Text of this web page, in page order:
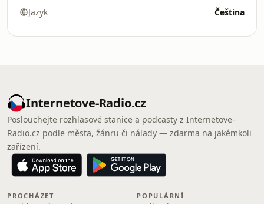
Jazyk Čeština
Internetove-Radio.cz
Poslouchejte rozhlasové stanice a podcasty z Internetove-
Radio.cz podle města, žánru či nálady — zdarma na jakémkoli
zařízení.
PROCHÁZET POPULÁRNÍ